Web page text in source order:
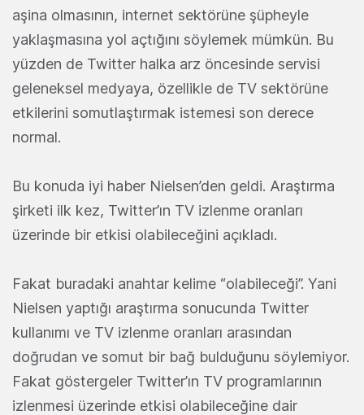
aşina olmasının, internet sektörüne şüpheyle
yaklaşmasına yol açtığını söylemek mümkün. Bu
yüzden de Twitter halka arz öncesinde servisi
geleneksel medyaya, özellikle de TV sektörüne
etkilerini somutlaştırmak istemesi son derece
normal.
Bu konuda iyi haber Nielsen’den geldi. Araştırma
şirketi ilk kez, Twitter’ın TV izlenme oranları
üzerinde bir etkisi olabileceğini açıkladı.
Fakat buradaki anahtar kelime “olabileceği”. Yani
Nielsen yaptığı araştırma sonucunda Twitter
kullanımı ve TV izlenme oranları arasından
doğrudan ve somut bir bağ bulduğunu söylemiyor.
Fakat göstergeler Twitter’ın TV programlarının
izlenmesi üzerinde etkisi olabileceğine dair